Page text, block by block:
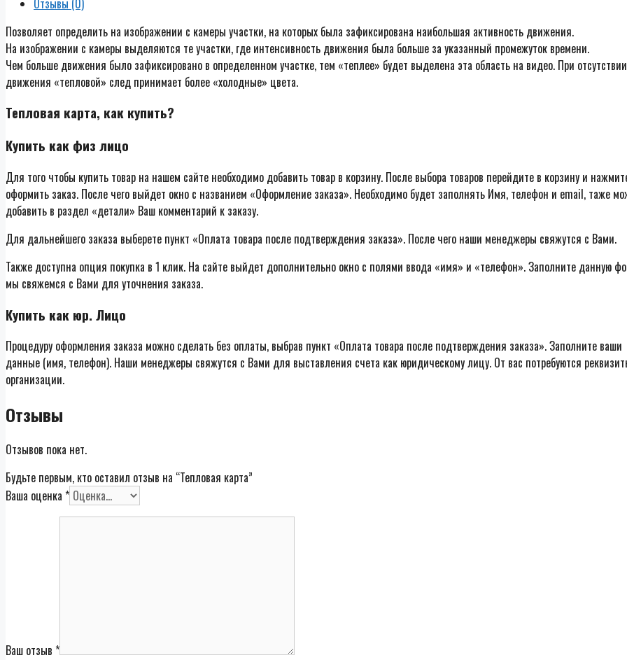
Позволяет определить на изображении с камеры участки, на которых была зафиксирована наибольшая активность движения.
На изображении с камеры выделяются те участки, где интенсивность движения была больше за указанный промежуток времени.
Чем больше движения было зафиксировано в определенном участке, тем «теплее» будет выделена эта область на видео. При отсутствии
движения «тепловой» след принимает более «холодные» цвета.
Тепловая карта, как купить?
Купить как физ лицо
Для того чтобы купить товар на нашем сайте необходимо добавить товар в корзину. После выбора товаров перейдите в корзину и
оформить заказ. После чего выйдет окно с названием «Оформление заказа». Необходимо будет заполнять Имя, телефон и email, таже
добавить в раздел «детали» Ваш комментарий к заказу.
Для дальнейшего заказа выберете пункт «Оплата товара после подтверждения заказа». После чего наши менеджеры свяжутся с Вами.
Также доступна опция покупка в 1 клик. На сайте выйдет дополнительно окно с полями ввода «имя» и «телефон». Заполните данную
мы свяжемся с Вами для уточнения заказа.
Купить как юр. Лицо
Процедуру оформления заказа можно сделать без оплаты, выбрав пункт «Оплата товара после подтверждения заказа». Заполните ваши
данные (имя, телефон). Наши менеджеры свяжутся с Вами для выставления счета как юридическому лицу. От вас потребуются
организации.
Отзывы
Отзывов пока нет.
Будьте первым, кто оставил отзыв на “Тепловая карта”
Ваша оценка *
Ваш отзыв *